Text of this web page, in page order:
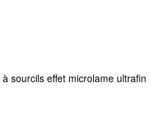
sourcils effet microlame ultrafin